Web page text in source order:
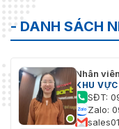
- DANH SÁCH
Nhân
KHU
SĐT:
Zalo: